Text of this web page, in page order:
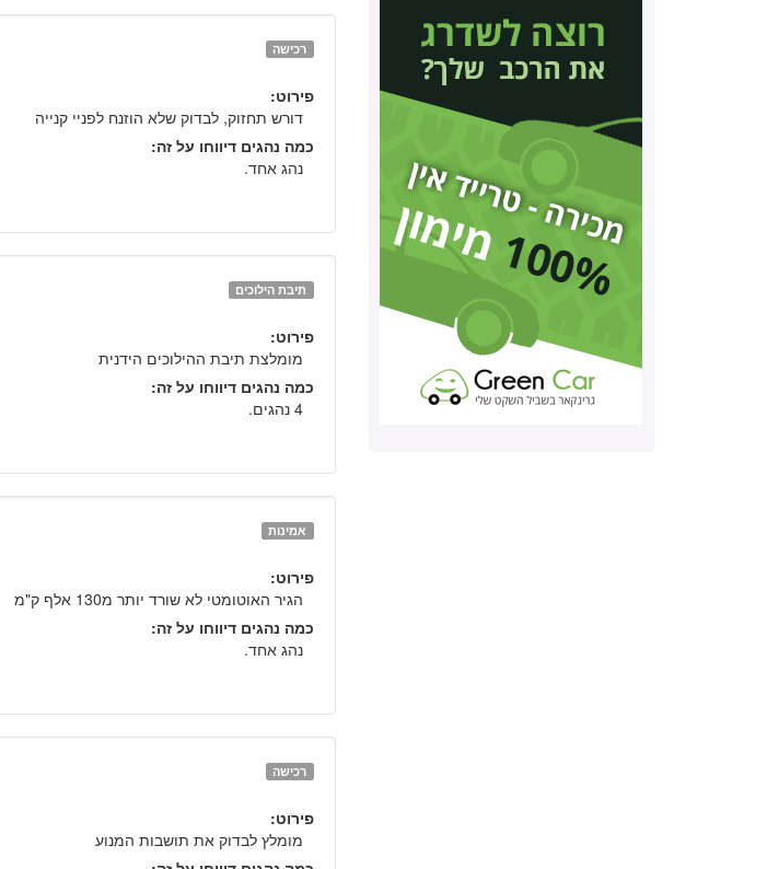
רכישה
פירוט:
דורש תחזוק, לבדוק שלא הוזנח לפניי קנייה
כמה נהגים דיווחו על זה:
נהג אחד.
תיבת הילוכים
פירוט:
מומלצת תיבת ההילוכים הידנית
כמה נהגים דיווחו על זה:
4 נהגים.
אמינות
פירוט:
הגיר האוטומטי לא שורד יותר מ130 אלף ק"מ
כמה נהגים דיווחו על זה:
נהג אחד.
רכישה
פירוט:
מומלץ לבדוק את תושבות המנוע